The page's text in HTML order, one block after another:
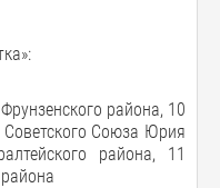
района, 10
Союза Юрия
района, 11